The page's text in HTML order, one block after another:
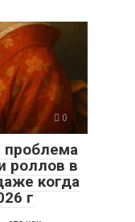
0
проблема
роллов в
когда
г